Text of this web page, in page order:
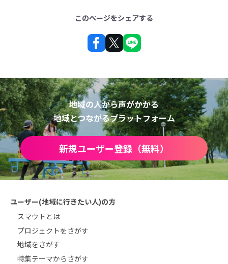
このページをシェアする
地域の人から声がかかる
地域とつながるプラットフォーム
新規ユーザー登録（無料）
ユーザー(地域に行きたい人)の方
スマウトとは
プロジェクトをさがす
地域をさがす
特集テーマからさがす